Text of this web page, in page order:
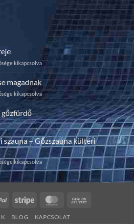
kikapcsolva
magadnak
kikapcsolva
szauna – Gőzszauna kültéri
kikapcsolva
PayPal Stripe MasterCard
BLOG KAPCSOLAT